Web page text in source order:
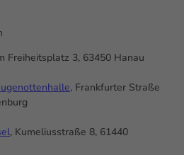
Freiheitsplatz 3, 63450 Hanau
, Frankfurter Straße
, Kumeliusstraße 8, 61440